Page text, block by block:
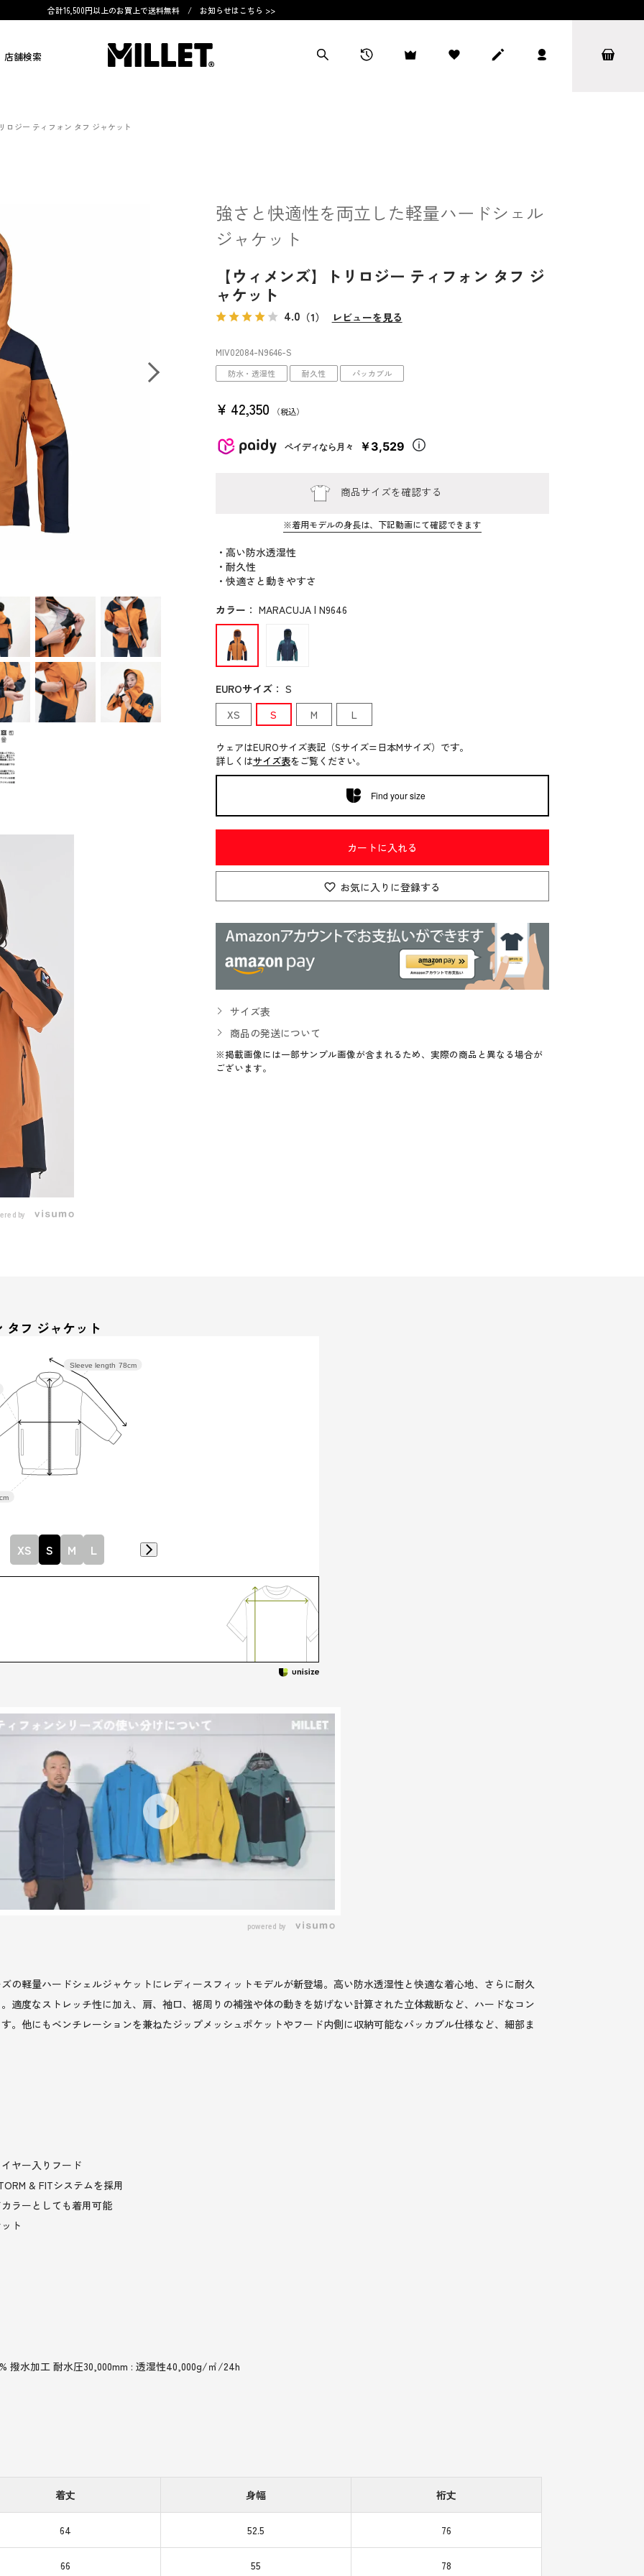
合計16,500円以上のお買上で送料無料 / お知らせはこちら >>
店舗検索
ロジー ティフォン タフ ジャケット
by
強さと快適性を両立した軽量ハードシェル
ジャケット
【ウィメンズ】トリロジー ティフォン タフ ジ
ャケット
4.0 （1） レビューを見る
MIV02084-N9646-S
防水・透湿性 耐久性 パッカブル
¥ 42,350 税込
ペイディなら月々 ￥3,529
商品サイズを確認する
※着用モデルの身長は、下記動画にて確認できます
・高い防水透湿性
・耐久性
・快適さと動きやすさ
カラー ： MARACUJA | N9646
EUROサイズ： S
XS
S M L
ウェアはEUROサイズ表記（Sサイズ=日本Mサイズ）です。
詳しくはサイズ表をご覧ください。
Find your size
カートに入れる
お気に入りに登録する
サイズ表
商品の発送について
※掲載画像には一部サンプル画像が含まれるため、実際の商品と異なる場合が
ございます。
タフ ジャケット
Sleeve length 78cm
XS S M L
powered by
の軽量ハードシェルジャケットにレディースフィットモデルが新登場。高い防水透湿性と快適な着心地、さらに耐久
適度なストレッチ性に加え、肩、袖口、裾周りの補強や体の動きを妨げない計算された立体裁断など、ハードなコン
。他にもベンチレーションを兼ねたジップメッシュポケットやフード内側に収納可能なパッカブル仕様など、細部ま
ヤー入りフード
& FITシステムを採用
ラーとしても着用可能
ト
撥水加工 耐水圧30,000mm : 透湿性40,000g/㎡/24h
着丈 身幅 裄丈
64 52.5 76
66 55 78